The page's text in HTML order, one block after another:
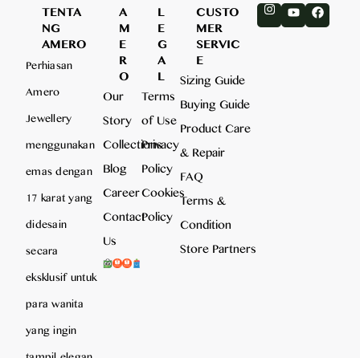
TENTA
NG
AMERO
Perhiasan
Amero
Jewellery
menggunakan
emas dengan
17 karat yang
didesain
secara
eksklusif untuk
para wanita
yang ingin
A
M
E
R
O
Our
Story
Collections
Blog
Career
Contact
Us
L
E
G
A
L
Terms
of Use
Privacy
Policy
Cookies
Policy
CUSTO
MER
SERVIC
E
Sizing Guide
Buying Guide
Product Care
& Repair
FAQ
Terms &
Condition
Store Partners